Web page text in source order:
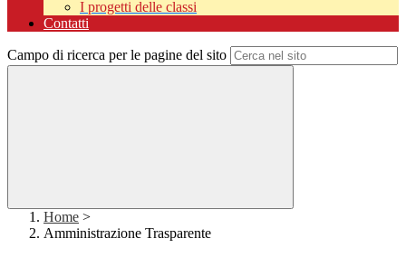
I progetti delle classi
Contatti
Campo di ricerca per le pagine del sito
Home >
Amministrazione Trasparente